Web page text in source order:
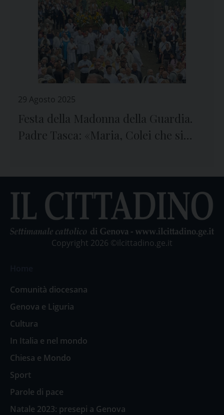
29 Agosto 2025
Festa della Madonna della Guardia.
Padre Tasca: «Maria, Colei che si
Copyright 2026 ©ilcittadino.ge.it
Comunità diocesana
Genova e Liguria
Cultura
In Italia e nel mondo
Chiesa e Mondo
Sport
Parole di pace
Natale 2023: presepi a Genova